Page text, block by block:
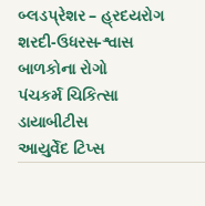
બાળકને
મજબૂત
બનાવો
બેટર
બ્લડપ્રેશર – હ્રદયરોગ
શરદી-ઉધરસ-શ્વાસ
બાળકોના રોગો
પંચકર્મ ચિકિત્સા
ડાયાબીટીસ
આયુર્વેદ ટિપ્સ